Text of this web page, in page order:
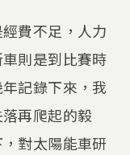
費不足，人力
則是到比賽時
記錄下來，我
再爬起的毅
對太陽能車研